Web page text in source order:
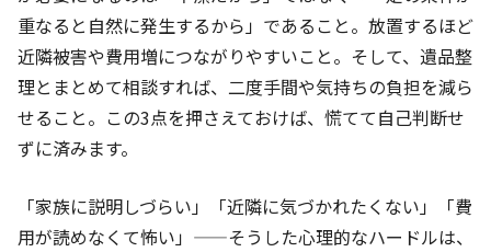
重なると自然に発生するから」であること。放置するほど
近隣被害や費用増につながりやすいこと。そして、遺品整
理とまとめて相談すれば、二度手間や気持ちの負担を減ら
せること。この3点を押さえておけば、慌てて自己判断せ
ずに済みます。
「家族に説明しづらい」「近隣に気づかれたくない」「費
用が読めなくて怖い」——そうした心理的なハードルは、